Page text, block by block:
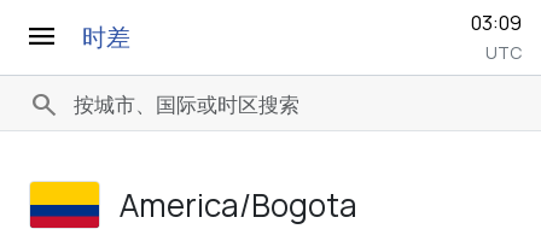
menu 时差 03:09
UTC
search
America/­Bogota